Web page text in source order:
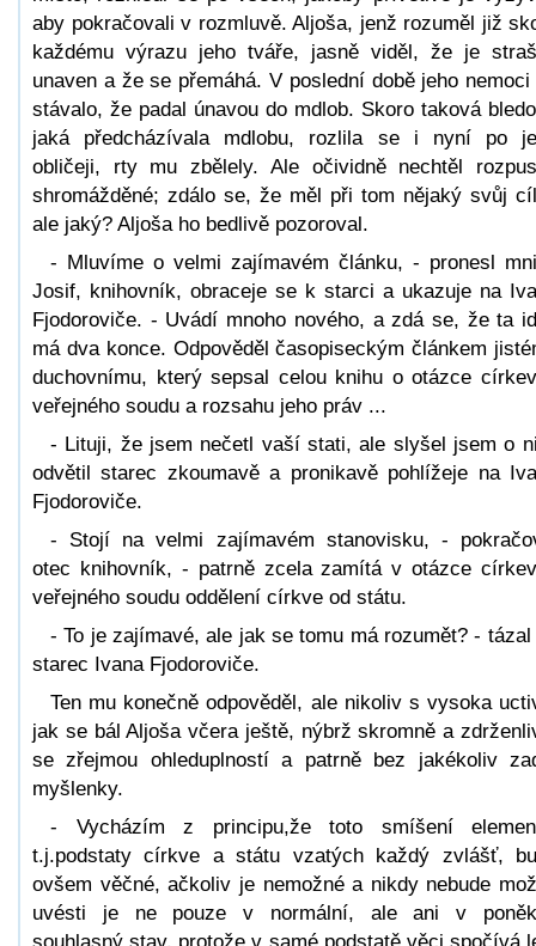
aby pokračovali v rozmluvě. Aljoša, jenž rozuměl již
každému výrazu jeho tváře, jasně viděl, že je
unaven a že se přemáhá. V poslední době jeho nemoci
stávalo, že padal únavou do mdlob. Skoro taková
jaká předcházívala mdlobu, rozlila se i nyní po
obličeji, rty mu zbělely. Ale očividně nechtěl
shromážděné; zdálo se, že měl při tom nějaký svůj
ale jaký? Aljoša ho bedlivě pozoroval.
- Mluvíme o velmi zajímavém článku, - pronesl
Josif, knihovník, obraceje se k starci a ukazuje na
Fjodoroviče. - Uvádí mnoho nového, a zdá se, že ta
má dva konce. Odpověděl časopiseckým článkem
duchovnímu, který sepsal celou knihu o otázce
veřejného soudu a rozsahu jeho práv ...
- Lituji, že jsem nečetl vaší stati, ale slyšel jsem o
odvětil starec zkoumavě a pronikavě pohlížeje na
Fjodoroviče.
- Stojí na velmi zajímavém stanovisku, -
otec knihovník, - patrně zcela zamítá v otázce
veřejného soudu oddělení církve od státu.
- To je zajímavé, ale jak se tomu má rozumět? - tázal
starec Ivana Fjodoroviče.
Ten mu konečně odpověděl, ale nikoliv s vysoka
jak se bál Aljoša včera ještě, nýbrž skromně a
se zřejmou ohleduplností a patrně bez jakékoliv
myšlenky.
- Vycházím z principu,že toto smíšení
t.j.podstaty církve a státu vzatých každý zvlášť,
ovšem věčné, ačkoliv je nemožné a nikdy nebude
uvésti je ne pouze v normální, ale ani v
souhlasný stav, protože v samé podstatě věci spočívá